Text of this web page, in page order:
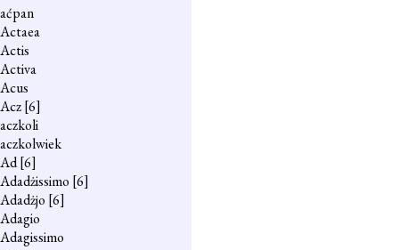
aćpan
Actaea
Actis
Activa
Acus
Acz[6]
aczkoli
aczkolwiek
Ad[6]
Adadżissimo [6]
Adadżjo [6]
Adagio
Adagissimo